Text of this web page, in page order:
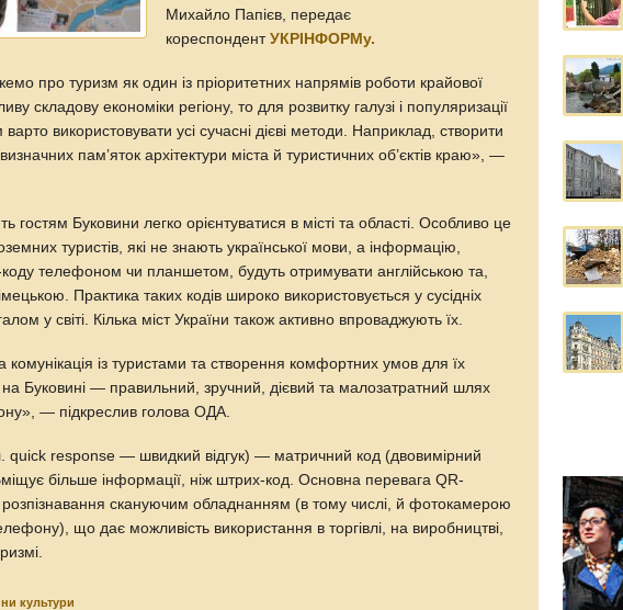
Михайло Папієв, передає
кореспондентУКРІНФОРМу.
про туризм як один із пріоритетних напрямів роботи крайової
складову економіки регіону, то для розвитку галузі і популяризації
використовувати усі сучасні дієві методи. Наприклад, створити
пам’яток архітектури міста й туристичних об’єктів краю», —
гостям Буковини легко орієнтуватися в місті та області. Особливо це
туристів, які не знають української мови, а інформацію,
коду телефоном чи планшетом, будуть отримувати англійською та,
Практика таких кодів широко використовується у сусідніх
у світі. Кілька міст України також активно впроваджують їх.
комунікація із туристами та створення комфортних умов для їх
Буковині — правильний, зручний, дієвий та малозатратний шлях
— підкреслив голова ОДА.
quick response — швидкий відгук) — матричний код (двовимірний
більше інформації, ніж штрих-код. Основна перевага QR-
скануючим обладнанням (в тому числі, й фотокамерою
що дає можливість використання в торгівлі, на виробництві,
культури